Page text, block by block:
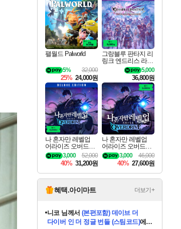
최대 90% 할인가를 만나보세요!
네이버혜택과 함께 만나보세요!
50%할인&추가 적립까지!
이니&베니 혜택까지!
네이버 혜택가와 함께 예약하세요!
할인&네이버혜택으로 만나보세요!
네이버페이 혜택과 만나보세요!
40주년 프로모션으로 만나보세요!
할인가에 만나보세요!
일부 에디션 상시 할인!
혜택으로 예약 판매 중
편안하게 충전하세요
팰월드 Palworld
32,000
5%
25% 24,000원
그랑블루 판타지 리
링크 엔드리스 라그
나로크 업그레이드
킷 Granblue Fantasy
Relink Endless Ragn
arok Upgrade Kit DL
C
5,000
36,800원
나 혼자만 레벨업
어라이즈 오버드라
이브 디럭스 에디션
Solo Leveling Arise
Overdrive Deluxe Edi
tion
52,000
3,000
40% 31,200원
나 혼자만 레벨업
어라이즈 오버드라
이브 Solo Leveling A
rise
46,000
3,000
40% 27,600원
혜택.아이마트 더보기+
니코님께서 (본편포함) 데이브 더
다이버 인 더 정글 번들 (스팀코드)에